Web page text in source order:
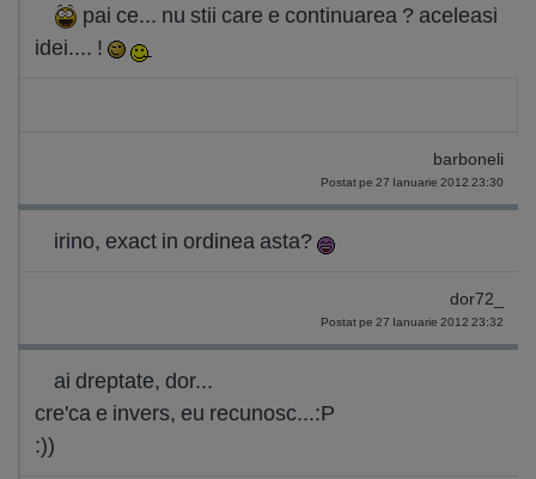
pai ce... nu stii care e continuarea ? aceleasi
idei.... !
barboneli
Postat pe 27 Ianuarie 2012 23:30
irino, exact in ordinea asta?
dor72_
Postat pe 27 Ianuarie 2012 23:32
ai dreptate, dor...
cre'ca e invers, eu recunosc...:P
:))